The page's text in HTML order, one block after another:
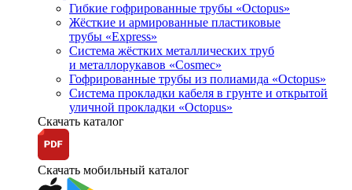
Гибкие гофрированные трубы «Octopus»
Жёсткие и армированные пластиковые
трубы «Express»
Система жёстких металлических труб
и металлорукавов «Cosmec»
Гофрированные трубы из полиамида «Octopus»
Система прокладки кабеля в грунте и открытой
уличной прокладки «Octopus»
Скачать каталог
Скачать мобильный каталог